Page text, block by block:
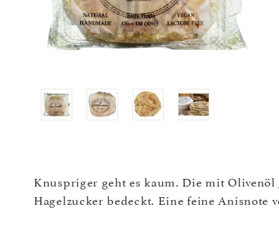
Knuspriger geht es kaum. Die mit
Hagelzucker bedeckt. Eine feine Anisnote